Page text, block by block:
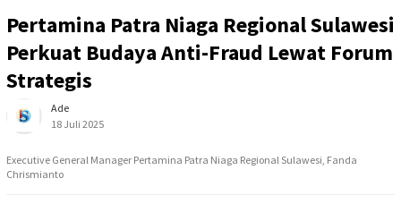
Pertamina Patra Niaga Regional Sulawesi
Perkuat Budaya Anti-Fraud Lewat Forum
Strategis
Ade
18 Juli 2025
Executive General Manager Pertamina Patra Niaga Regional Sulawesi, Fanda
Chrismianto